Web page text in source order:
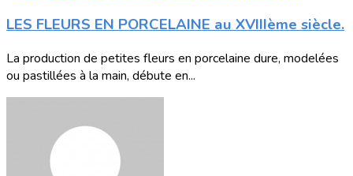
LES FLEURS EN PORCELAINE au XVIIIème siècle.
La production de petites fleurs en porcelaine dure, modelées
ou pastillées à la main, débute en...